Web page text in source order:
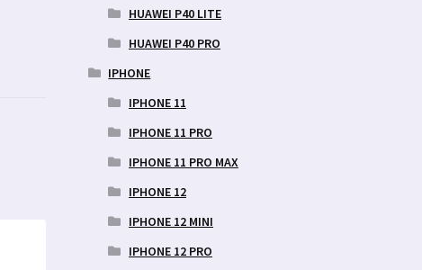
HUAWEI P40 LITE
HUAWEI P40 PRO
IPHONE
IPHONE 11
IPHONE 11 PRO
IPHONE 11 PRO MAX
IPHONE 12
IPHONE 12 MINI
IPHONE 12 PRO